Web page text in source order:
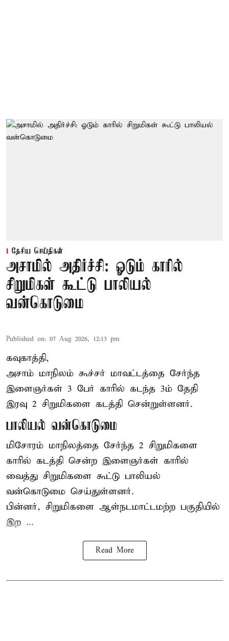
தேசிய செய்திகள்
அசாமில் அதிர்ச்சி: ஓடும் காரில்
சிறுமிகள் கூட்டு பாலியல்
வன்கொடுமை
Published on: 07 Aug 2026, 12:13 pm
கவுகாத்தி,
அசாம் மாநிலம் கூச்சர் மாவட்டத்தை சேர்ந்த
இளைஞர்கள் 3 பேர் காரில் கடந்த 3ம் தேதி
இரவு 2 சிறுமிகளை கடத்தி சென்றுள்ளனர்.
பாலியல் வன்கொடுமை
மிசோரம் மாநிலத்தை சேர்ந்த 2 சிறுமிகளை
காரில் கடத்தி சென்ற இளைஞர்கள் காரில்
வைத்து சிறுமிகளை கூட்டு பாலியல்
வன்கொடுமை செய்துள்ளனர்.
பின்னர், சிறுமிகளை ஆள்நடமாட்டமற்ற பகுதியில்
இற ...
Read More